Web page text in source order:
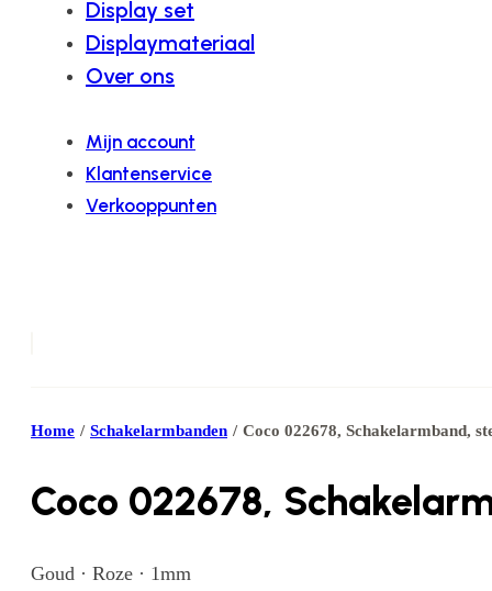
Display set
Displaymateriaal
Over ons
Mijn account
Klantenservice
Verkooppunten
Home / Schakelarmbanden / Coco 022678, Schakelarmband,
Coco 022678,
Goud · Roze · 1mm